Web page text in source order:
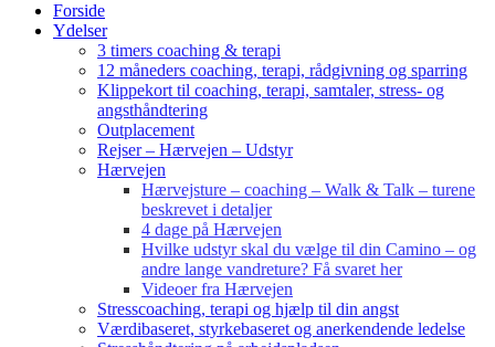
Forside
Ydelser
3 timers coaching & terapi
12 måneders coaching, terapi, rådgivning og sparring
Klippekort til coaching, terapi, samtaler, stress- og
angsthåndtering
Outplacement
Rejser – Hærvejen – Udstyr
Hærvejen
Hærvejsture – coaching – Walk & Talk – turene
beskrevet i detaljer
4 dage på Hærvejen
Hvilke udstyr skal du vælge til din Camino – og
andre lange vandreture? Få svaret her
Videoer fra Hærvejen
Stresscoaching, terapi og hjælp til din angst
Værdibaseret, styrkebaseret og anerkendende ledelse